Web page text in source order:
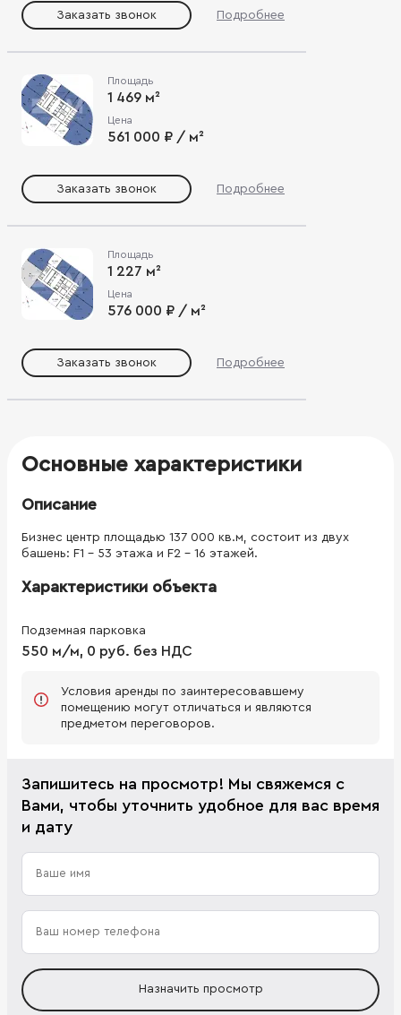
Заказать звонок Подробнее
Площадь
1 469 м²
Цена
561 000 ₽ / м²
Заказать звонок Подробнее
Площадь
1 227 м²
Цена
576 000 ₽ / м²
Заказать звонок Подробнее
Основные характеристики
Описание
Бизнес центр площадью 137 000 кв.м, состоит из двух
башень: F1 - 53 этажа и F2 - 16 этажей.
Характеристики объекта
Подземная парковка
550 м/м, 0 руб. без НДС
Условия аренды по заинтересовавшему
помещению могут отличаться и являются
предметом переговоров.
Запишитесь на просмотр! Мы свяжемся с
Вами, чтобы уточнить удобное для вас время
и дату
Назначить просмотр